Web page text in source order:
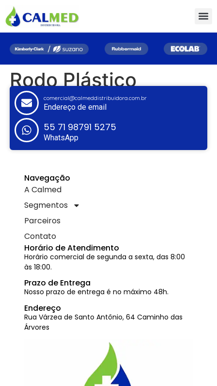
Rodo Plástico
comercial@calmeddistribuidora.com.br
Endereço de email
55 71 98791 5275
WhatsApp
Navegação
A Calmed
Segmentos
Parceiros
Contato
Horário de Atendimento
Horário comercial de segunda a sexta, das 8:00
às 18:00.
Prazo de Entrega
Nosso prazo de entrega é no máximo 48h.
Endereço
Rua Várzea de Santo Antônio, 64 Caminho das
Árvores